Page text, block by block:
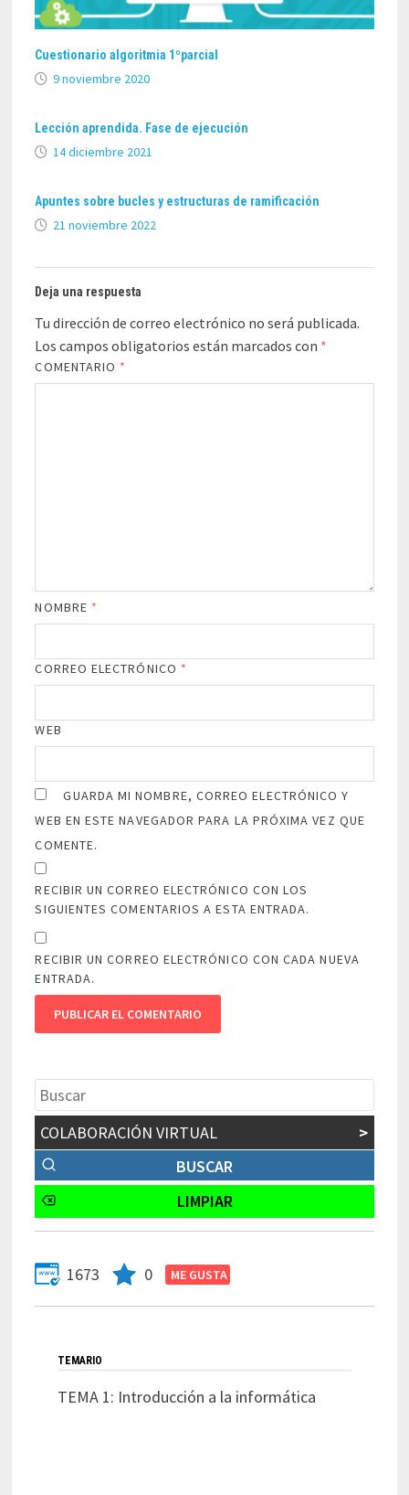
Cuestionario algoritmia 1ºparcial
9 noviembre 2020
Lección aprendida. Fase de ejecución
14 diciembre 2021
Apuntes sobre bucles y estructuras de ramificación
21 noviembre 2022
Deja una respuesta
Tu dirección de correo electrónico no será publicada.
Los campos obligatorios están marcados con *
COMENTARIO *
NOMBRE *
CORREO ELECTRÓNICO *
WEB
GUARDA MI NOMBRE, CORREO ELECTRÓNICO Y
WEB EN ESTE NAVEGADOR PARA LA PRÓXIMA VEZ QUE
COMENTE.
RECIBIR UN CORREO ELECTRÓNICO CON LOS
SIGUIENTES COMENTARIOS A ESTA ENTRADA.
RECIBIR UN CORREO ELECTRÓNICO CON CADA NUEVA
ENTRADA.
COLABORACIÓN VIRTUAL >
1673 0
TEMARIO
TEMA 1: Introducción a la informática